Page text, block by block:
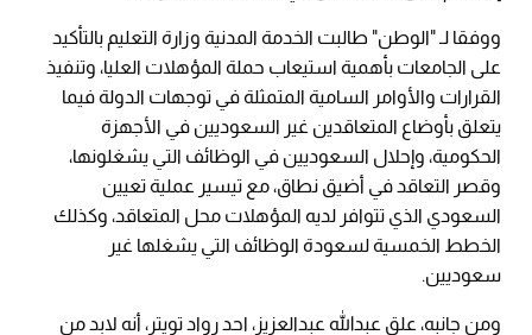
ووفقا لـ "الوطن" طالبت الخدمة المدنية وزارة التعليم بالتأكيد
على الجامعات بأهمية استيعاب حملة المؤهلات العليا، وتنفيذ
القرارات والأوامر السامية المتمثلة في توجهات الدولة فيما
يتعلق بأوضاع المتعاقدين غير السعوديين في الأجهزة
الحكومية، وإحلال السعوديين في الوظائف التي يشغلونها،
وقصر التعاقد في أضيق نطاق، مع تيسير عملية تعيين
السعودي الذي تتوافر لديه المؤهلات محل المتعاقد، وكذلك
الخطط الخمسية لسعودة الوظائف التي يشغلها غير
سعوديين.
ومن جانبه، علق عبدالله عبدالعزيز، احد رواد تويتر، أنه لابد من